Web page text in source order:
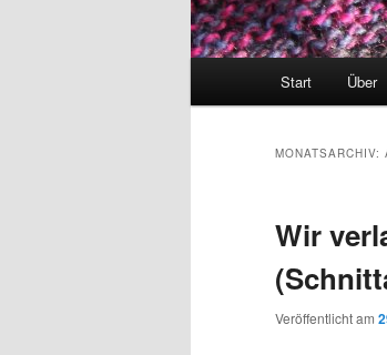
Start Über
MONATSARCHIV:
Wir
Veröffentlicht am